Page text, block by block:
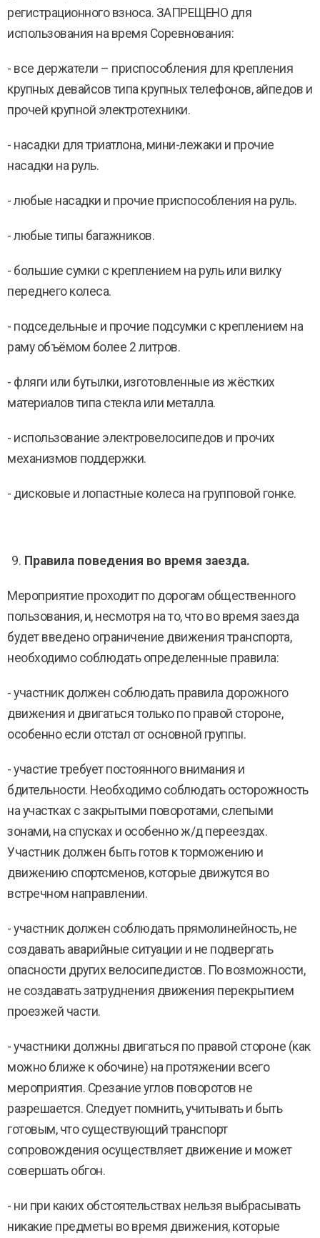
регистрационного взноса. ЗАПРЕЩЕНО для
использования на время Соревнования:
- все держатели – приспособления для крепления
крупных девайсов типа крупных телефонов, айпедов и
прочей крупной электротехники.
- насадки для триатлона, мини-лежаки и прочие
насадки на руль.
- любые насадки и прочие приспособления на руль.
- любые типы багажников.
- большие сумки с креплением на руль или вилку
переднего колеса.
- подседельные и прочие подсумки с креплением на
раму объёмом более 2 литров.
- фляги или бутылки, изготовленные из жёстких
материалов типа стекла или металла.
- использование электровелосипедов и прочих
механизмов поддержки.
- дисковые и лопастные колеса на групповой гонке.
Правила поведения во время заезда.
Мероприятие проходит по дорогам общественного
пользования, и, несмотря на то, что во время заезда
будет введено ограничение движения транспорта,
необходимо соблюдать определенные правила:
- участник должен соблюдать правила дорожного
движения и двигаться только по правой стороне,
особенно если отстал от основной группы.
- участие требует постоянного внимания и
бдительности. Необходимо соблюдать осторожность
на участках с закрытыми поворотами, слепыми
зонами, на спусках и особенно ж/д переездах.
Участник должен быть готов к торможению и
движению спортсменов, которые движутся во
встречном направлении.
- участник должен соблюдать прямолинейность, не
создавать аварийные ситуации и не подвергать
опасности других велосипедистов. По возможности,
не создавать затруднения движения перекрытием
проезжей части.
- участники должны двигаться по правой стороне (как
можно ближе к обочине) на протяжении всего
мероприятия. Срезание углов поворотов не
разрешается. Следует помнить, учитывать и быть
готовым, что существующий транспорт
сопровождения осуществляет движение и может
совершать обгон.
- ни при каких обстоятельствах нельзя выбрасывать
никакие предметы во время движения, которые